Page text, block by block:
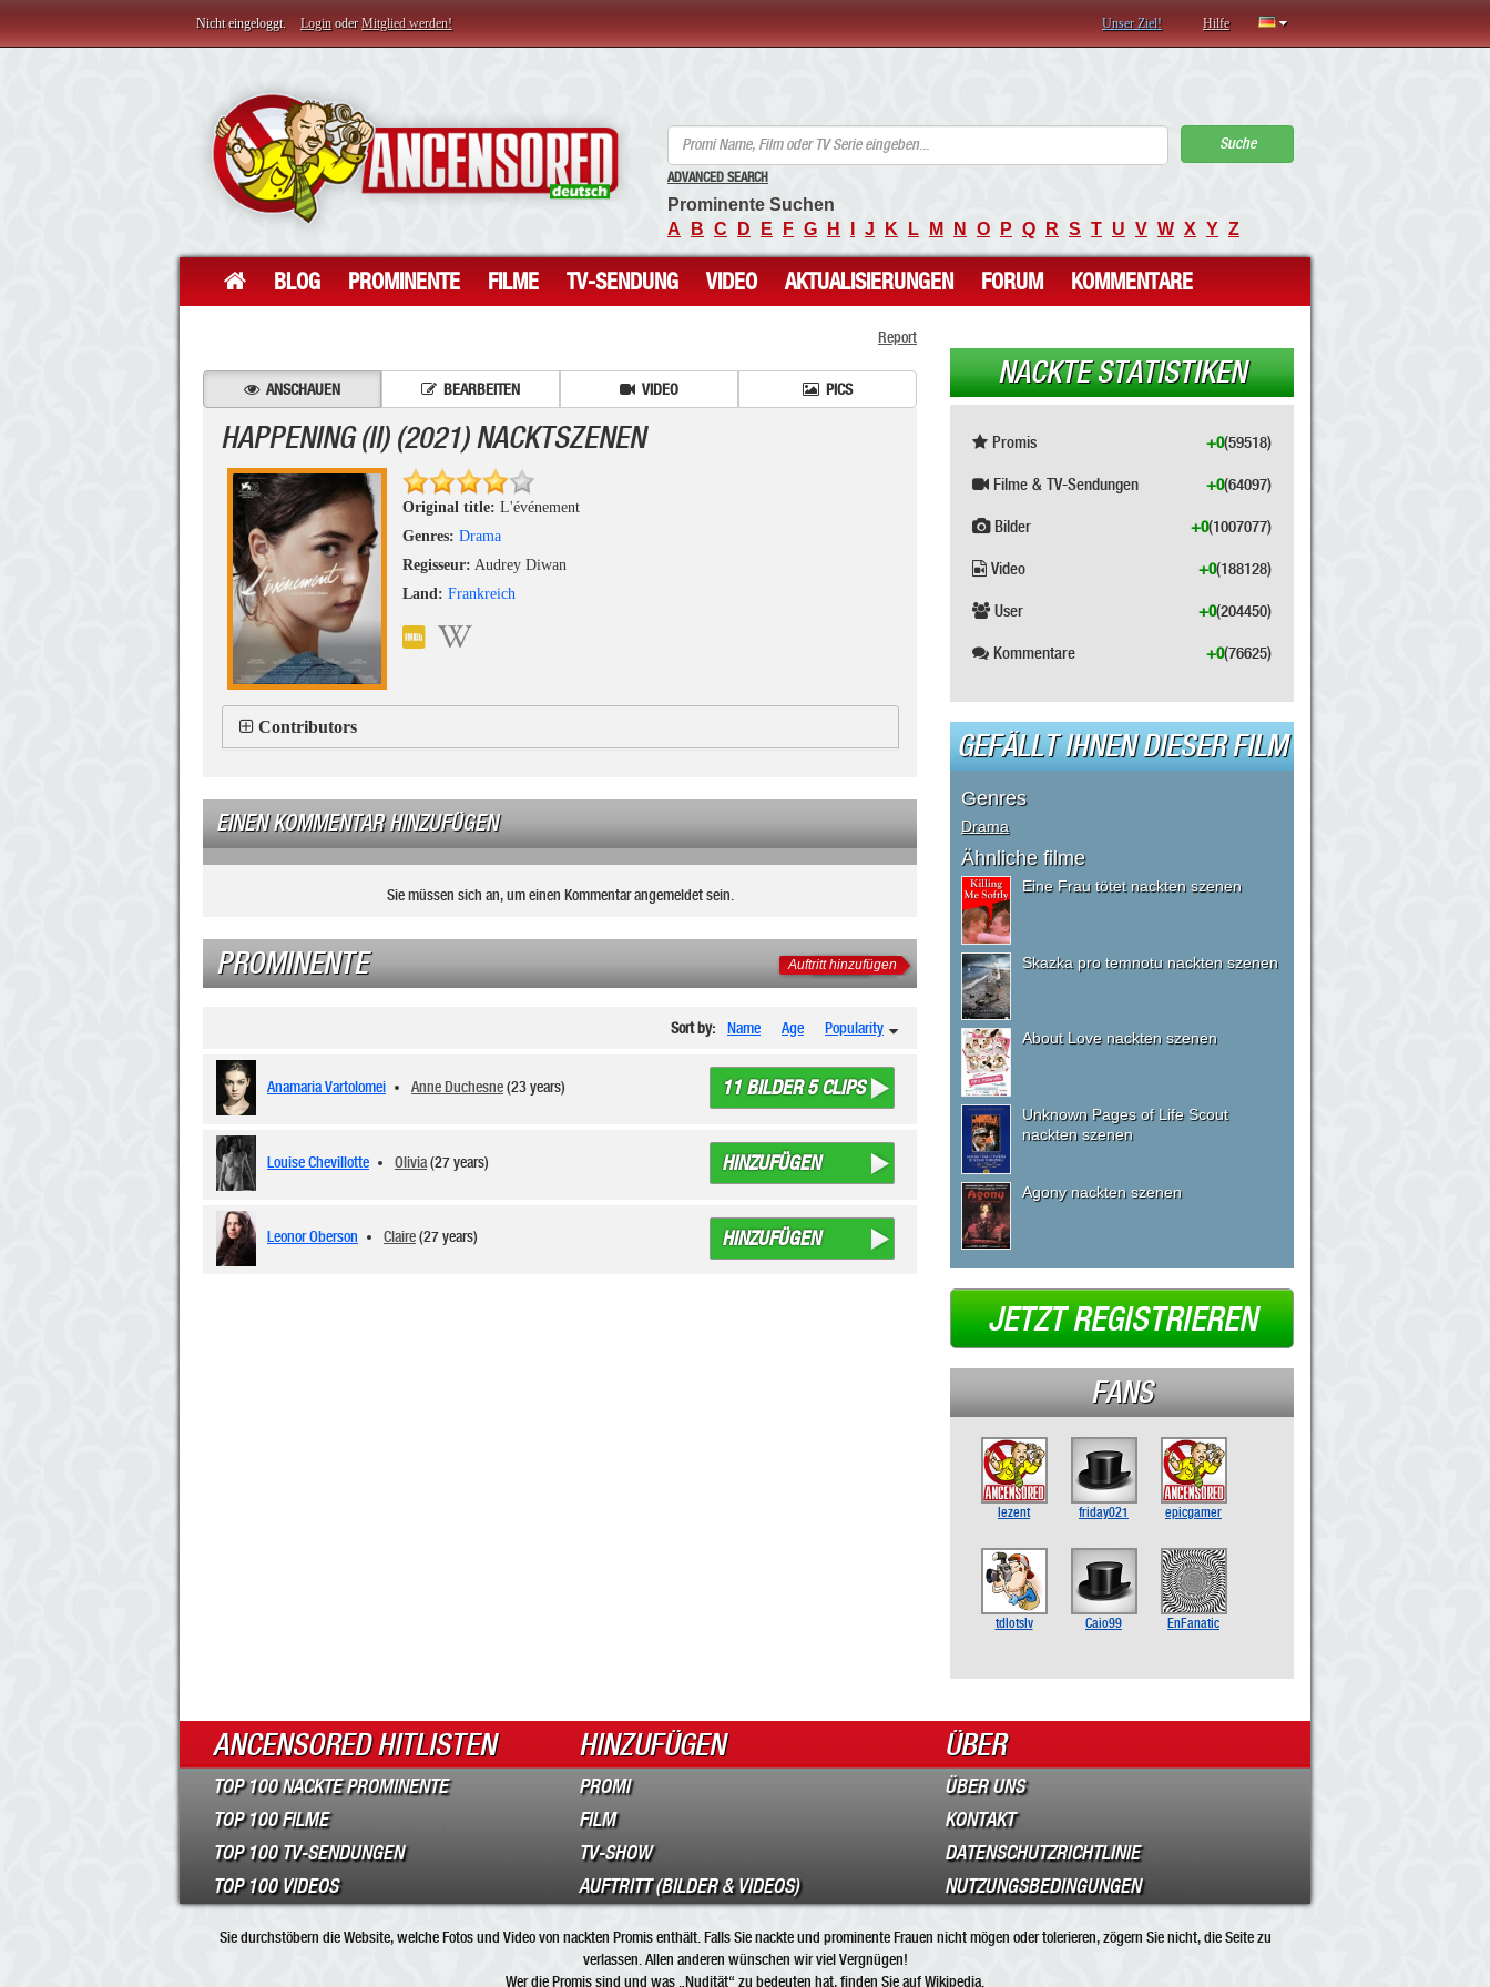
Nicht eingeloggt. Login oderMitglied werden! Unser Ziel! Hilfe
Suche
ADVANCED SEARCH
Prominente Suchen
A
B C D E F G H J K L M N O P Q R S T U V W X Y Z
BLOG PROMINENTE FILME TV-SENDUNG VIDEO AKTUALISIERUNGEN FORUM KOMMENTARE
Report
ANSCHAUEN BEARBEITEN VIDEO PICS
HAPPENING (II) (2021) NACKTSZENEN
Original title: L'événement
Genres: Drama
Regisseur: Audrey Diwan
Land: Frankreich
Contributors
EINEN KOMMENTAR HINZUFÜGEN
Sie müssen sich an, um einen Kommentar angemeldet sein.
PROMINENTE Auftritt hinzufügen
Sort by: Name Age Popularity
Anamaria Vartolomei Anne Duchesne(23 years) 11 BILDER 5 CLIPS
Louise Chevillotte Olivia(27 years) HINZUFÜGEN
Leonor Oberson Claire(27 years) HINZUFÜGEN
NACKTE STATISTIKEN
Promis (59518)
+0
Filme & TV-Sendungen (64097)
+0
Bilder (1007077)
+0
Video (188128)
+0
User (204450)
+0
Kommentare (76625)
+0
GEFÄLLT IHNEN DIESER FILM
Genres
Drama
Ähnliche filme
Eine Frau tötet nackten szenen
Skazka pro temnotu nackten szenen
About Love nackten szenen
Unknown Pages of Life Scout
nackten szenen
Agony nackten szenen
JETZT REGISTRIEREN
FANS
lezent friday021 epicgamer
tdlotslv Caio99 EnFanatic
ANCENSORED HITLISTEN
TOP 100 NACKTE PROMINENTE
TOP 100 FILME
TOP 100 TV-SENDUNGEN
TOP 100 VIDEOS
HINZUFÜGEN
PROMI
FILM
TV-SHOW
AUFTRITT (BILDER & VIDEOS)
ÜBER
ÜBER UNS
KONTAKT
DATENSCHUTZRICHTLINIE
NUTZUNGSBEDINGUNGEN
Sie durchstöbern die Website, welche Fotos und Video von nackten Promis enthält. Falls Sie nackte und prominente Frauen nicht mögen oder tolerieren, zögern Sie nicht, die Seite zu
verlassen. Allen anderen wünschen wir viel Vergnügen!
Wer diePromissind und was „Nudität“ zu bedeuten hat, finden Sie auf Wikipedia.